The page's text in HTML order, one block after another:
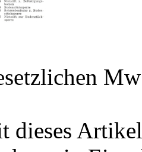
dieses